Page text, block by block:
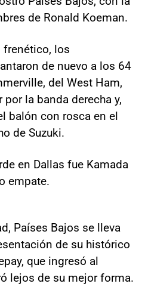
de Ronald Koeman.
frenético, los
de nuevo a los 64
del West Ham,
la banda derecha y,
balón con rosca en el
de Suzuki.
en Dallas fue Kamada
empate.
Países Bajos se lleva
de su histórico
que ingresó al
lejos de su mejor forma.